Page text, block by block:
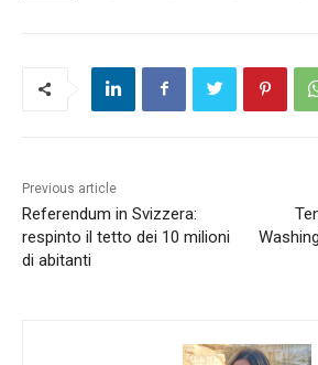
Previous article
Referendum in Svizzera:
respinto il tetto dei 10 milioni
di abitanti